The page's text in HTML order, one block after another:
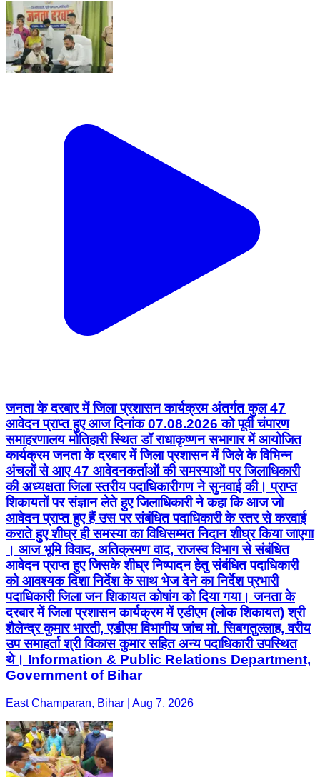
जनता के दरबार में जिला प्रशासन कार्यक्रम अंतर्गत कुल 47
आवेदन प्राप्त हुए आज दिनांक 07.08.2026 को पूर्वी चंपारण
समाहरणालय मोतिहारी स्थित डॉ राधाकृष्णन सभागार में आयोजित
कार्यक्रम जनता के दरबार में जिला प्रशासन में जिले के विभिन्न
अंचलों से आए 47 आवेदनकर्ताओं की समस्याओं पर जिलाधिकारी
की अध्यक्षता जिला स्तरीय पदाधिकारीगण ने सुनवाई की। प्राप्त
शिकायतों पर संज्ञान लेते हुए जिलाधिकारी ने कहा कि आज जो
आवेदन प्राप्त हुए हैं उस पर संबंधित पदाधिकारी के स्तर से करवाई
कराते हुए शीघ्र ही समस्या का विधिसम्मत निदान शीघ्र किया जाएगा
। आज भूमि विवाद, अतिक्रमण वाद, राजस्व विभाग से संबंधित
आवेदन प्राप्त हुए जिसके शीघ्र निष्पादन हेतु संबंधित पदाधिकारी
को आवश्यक दिशा निर्देश के साथ भेज देने का निर्देश प्रभारी
पदाधिकारी जिला जन शिकायत कोषांग को दिया गया। जनता के
दरबार में जिला प्रशासन कार्यक्रम में एडीएम (लोक शिकायत) श्री
शैलेन्द्र कुमार भारती, एडीएम विभागीय जांच मो. सिबगतुल्लाह, वरीय
उप समाहर्ता श्री विकास कुमार सहित अन्य पदाधिकारी उपस्थित
थे। Information & Public Relations Department,
Government of Bihar
East Champaran, Bihar | Aug 7, 2026